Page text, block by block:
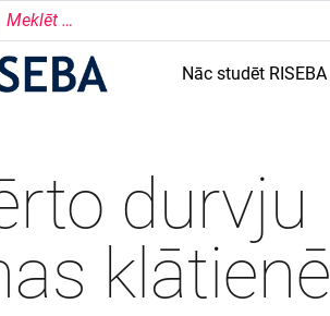
Nāc studēt RISEBA
durvju
klātienē